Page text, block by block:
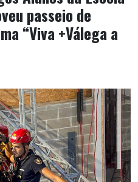
passeio de
“Viva +Válega a